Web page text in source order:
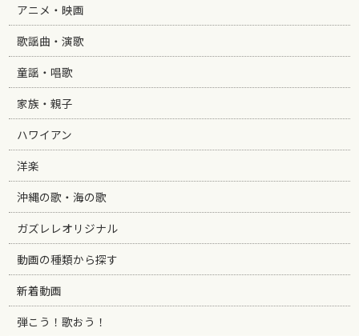
アニメ・映画
歌謡曲・演歌
童謡・唱歌
家族・親子
ハワイアン
洋楽
沖縄の歌・海の歌
ガズレレオリジナル
動画の種類から探す
新着動画
弾こう！歌おう！